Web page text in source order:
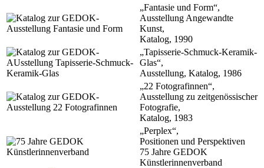
„Fantasie und Form“,
Ausstellung Angewandte
Kunst,
Katalog, 1990
„Tapisserie-Schmuck-Keramik-
Glas“,
Ausstellung, Katalog, 1986
„22 Fotografinnen“,
Ausstellung zu zeitgenössischer
Fotografie,
Katalog, 1983
„Perplex“,
Positionen und Perspektiven
75 Jahre GEDOK
Künstlerinnenverband